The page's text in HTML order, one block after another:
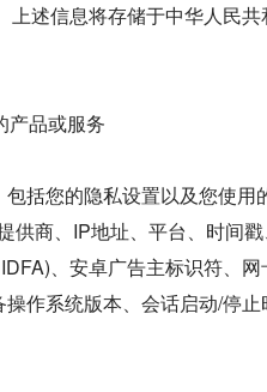
述信息将存储于中华人民
产品或服务
括您的隐私设置以及您使用
商、IP地址、平台、时间
、安卓广告主标识符、
作系统版本、会话启动/停